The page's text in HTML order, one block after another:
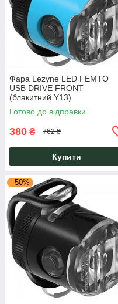
Фара Lezyne LED FEMTO
USB DRIVE FRONT
(блакитний Y13)
Готово до відправки
380 ₴ 762 ₴
Купити
–50%